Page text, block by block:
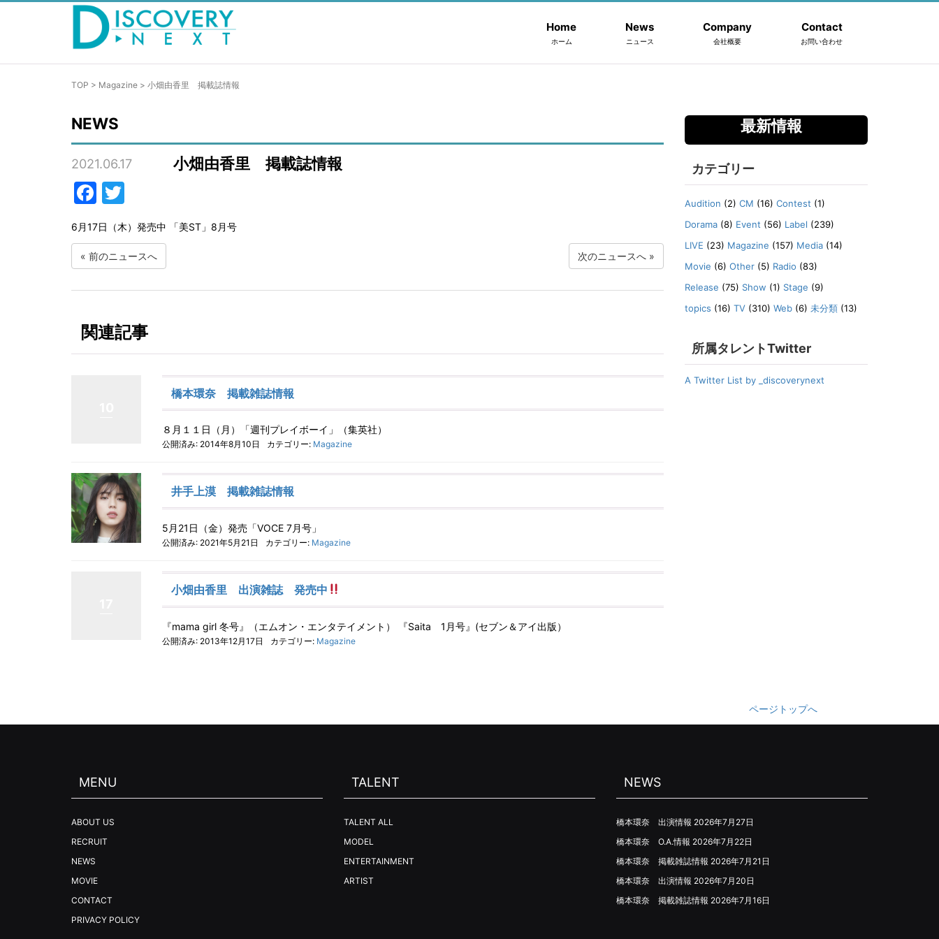
Home
ホーム
News
ニュース
Company
会社概要
Contact
お問い合わせ
TOP > Magazine > 小畑由香里 掲載誌情報
NEWS
2021.06.17 小畑由香里 掲載誌情報
Facebook
6月17日（木）発売中 「美ST」8月号
« 前のニュースへ 次のニュースへ»
関連記事
橋本環奈 掲載雑誌情報
８月１１日（月）「週刊プレイボーイ」（集英社）
公開済み: 2014年8月10日 カテゴリー: Magazine
井手上漠 掲載雑誌情報
5月21日（金）発売「VOCE 7月号」
公開済み: 2021年5月21日 カテゴリー: Magazine
小畑由香里 出演雑誌 発売中
『mama girl 冬号』（エムオン・エンタテイメント） 『Saita 1月号』(セブン＆アイ出版）
公開済み: 2013年12月17日 カテゴリー: Magazine
最新情報
カテゴリー
Audition (2) CM (16) Contest (1)
Dorama(8) Event (56) Label (239)
LIVE (23) Magazine (157) Media(14)
Movie (6) Other(5) Radio (83)
Release (75) Show (1) Stage (9)
topics (16) TV(310) Web(6) 未分類(13)
所属タレントTwitter
A Twitter List by _discoverynext
ページトップへ
MENU
ABOUT US
RECRUIT
NEWS
MOVIE
CONTACT
PRIVACY POLICY
TALENT
TALENT ALL
MODEL
ENTERTAINMENT
ARTIST
NEWS
橋本環奈 出演情報 2026年7月27日
橋本環奈 O.A.情報 2026年7月22日
橋本環奈 掲載雑誌情報 2026年7月21日
橋本環奈 出演情報 2026年7月20日
橋本環奈 掲載雑誌情報 2026年7月16日